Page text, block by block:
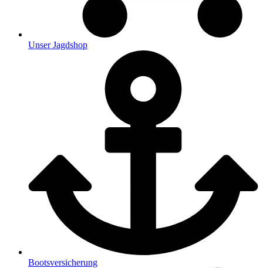
Unser Jagdshop
Bootsversicherung